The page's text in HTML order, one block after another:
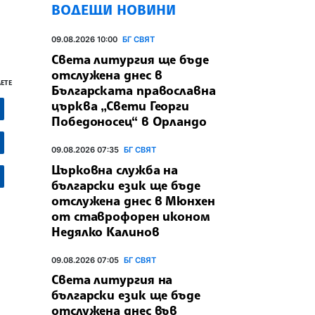
ВОДЕЩИ НОВИНИ
09.08.2026 10:00 БГ СВЯТ
Света литургия ще бъде
отслужена днес в
Българската православна
църква „Свети Георги
Победоносец“ в Орландо
09.08.2026 07:35 БГ СВЯТ
Църковна служба на
български език ще бъде
отслужена днес в Мюнхен
от ставрофорен иконом
Недялко Калинов
09.08.2026 07:05 БГ СВЯТ
Света литургия на
български език ще бъде
отслужена днес във